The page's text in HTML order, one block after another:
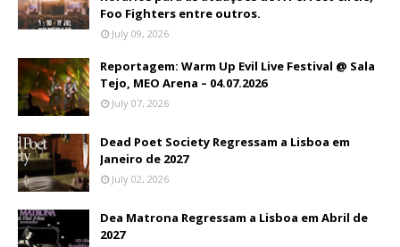
Foo Fighters entre outros.
July 09, 2026
Reportagem: Warm Up Evil Live Festival @ Sala
Tejo, MEO Arena – 04.07.2026
July 07, 2026
Dead Poet Society Regressam a Lisboa em
Janeiro de 2027
July 02, 2026
Dea Matrona Regressam a Lisboa em Abril de
2027